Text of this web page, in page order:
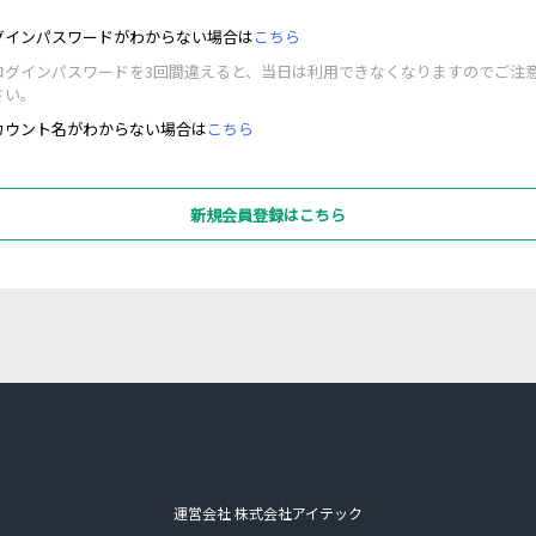
インパスワードがわからない場合はこちら
インパスワードを3回間違えると、当日は利用できなくなりますのでご注
。
ウント名がわからない場合はこちら
新規会員登録はこちら
運営会社 株式会社アイテック